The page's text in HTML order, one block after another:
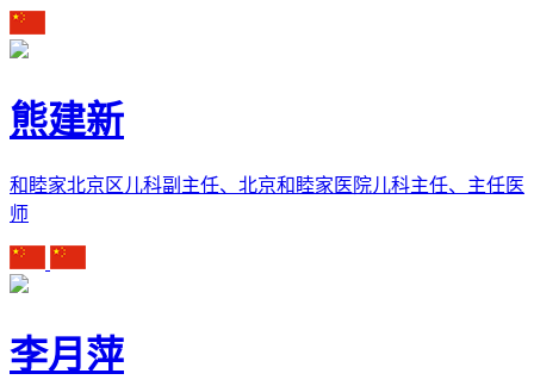
熊建新
和睦家北京区儿科副主任、北京和睦家医院儿科主任、主任医
师
李月萍